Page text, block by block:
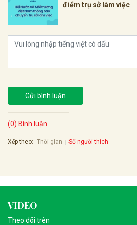
điểm trụ sở làm việc
Gửi bình luận
(0) Bình luận
Xếp theo: Thời gian Số người thích
VIDEO
Theo dõi trên